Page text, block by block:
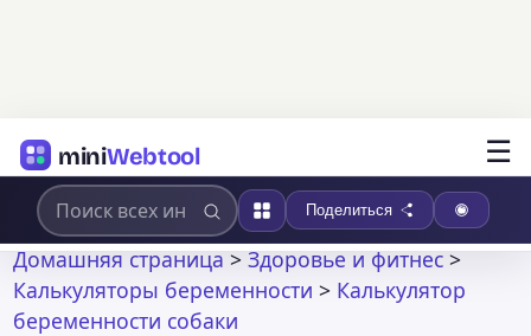
miniWebtool ☰
Поделиться
Домашняя страница>Здоровье и фитнес>
Калькуляторы беременности > Калькулятор
беременности собаки